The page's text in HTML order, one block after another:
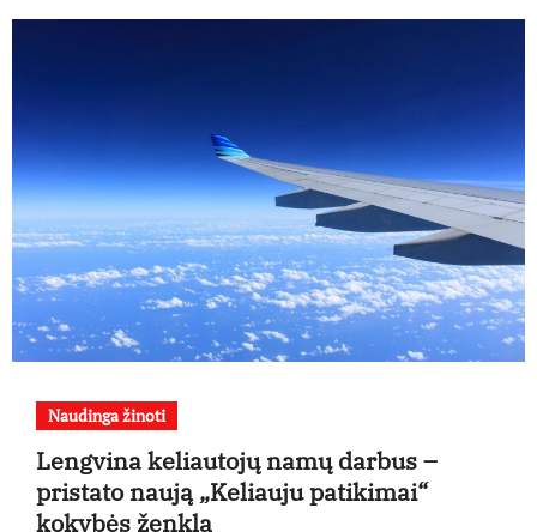
Naudinga žinoti
Lengvina keliautojų namų darbus –
pristato naują „Keliauju patikimai“
kokybės ženklą